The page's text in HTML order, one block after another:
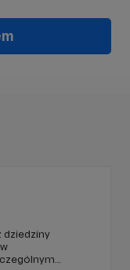
dziedziny